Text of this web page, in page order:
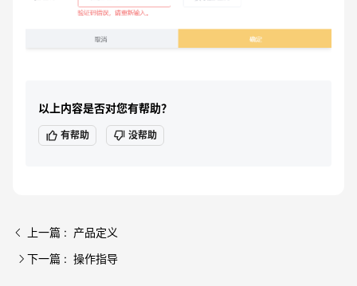
以上内容是否对您有帮助？
有帮助 没帮助
上一篇 : 产品定义
下一篇 : 操作指导